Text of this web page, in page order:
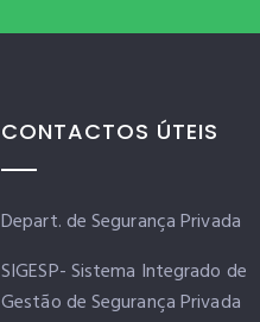
CONTACTOS ÚTEIS
Depart. de Segurança Privada
SIGESP- Sistema Integrado de
Gestão de Segurança Privada